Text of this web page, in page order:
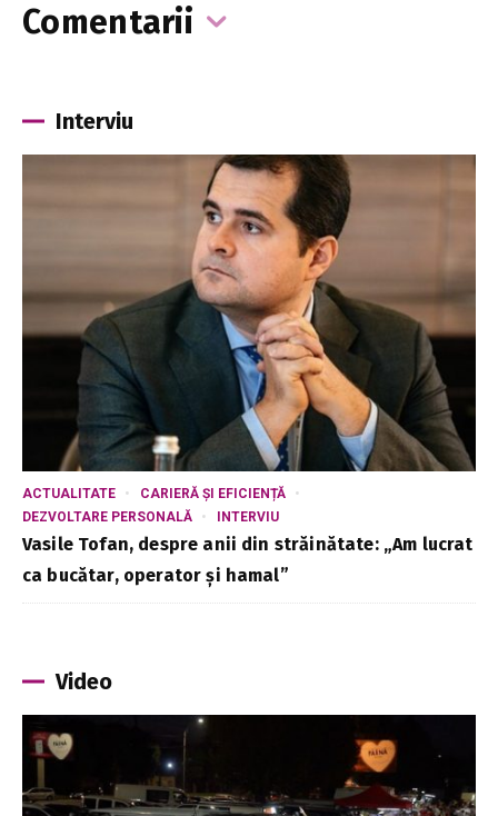
Comentarii
Interviu
ACTUALITATE
CARIERĂ ȘI EFICIENȚĂ
DEZVOLTARE PERSONALĂ
INTERVIU
Vasile Tofan, despre anii din străinătate: „Am lucrat
ca bucătar, operator și hamal”
Video